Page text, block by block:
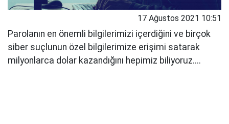
17 Ağustos 2021 10:51
Parolanın en önemli bilgilerimizi içerdiğini ve birçok
siber suçlunun özel bilgilerimize erişimi satarak
milyonlarca dolar kazandığını hepimiz biliyoruz....